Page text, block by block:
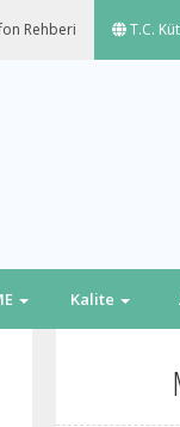
Rehberi T.C.
Kalite